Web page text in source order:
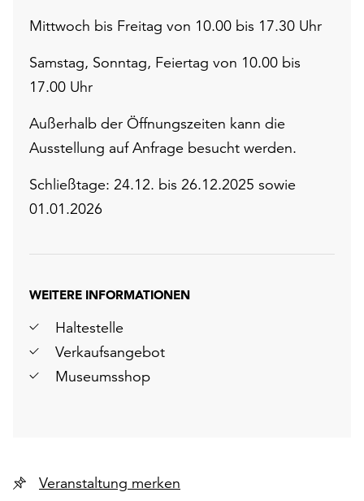
Mittwoch bis Freitag von 10.00 bis 17.30 Uhr
Samstag, Sonntag, Feiertag von 10.00 bis
17.00 Uhr
Außerhalb der Öffnungszeiten kann die
Ausstellung auf Anfrage besucht werden.
Schließtage: 24.12. bis 26.12.2025 sowie
01.01.2026
WEITERE INFORMATIONEN
Haltestelle
Verkaufsangebot
Museumsshop
Veranstaltung merken